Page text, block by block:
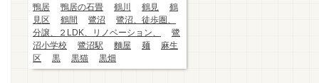
鴨居
鴨居の石畳 鶴川 鶴見
鶴
見区
鶴間 鷺沼
鷺沼、徒歩圏、
分譲、２LDK、リノベーション、
鷺
沼小学校
鷺沼駅 麵屋 麺
麻生
区
黒 黒猫 黒畑